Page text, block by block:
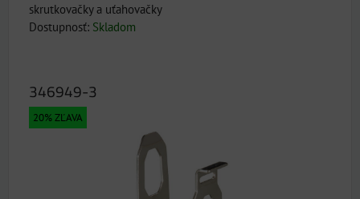
skrutkovačky a uťahovačky
Dostupnosť: Skladom
346949-3
20% ZĽAVA